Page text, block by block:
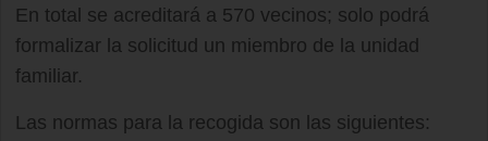
En total se acreditará a 570 vecinos; solo podrá
formalizar la solicitud un miembro de la unidad
familiar.
Las normas para la recogida son las siguientes: